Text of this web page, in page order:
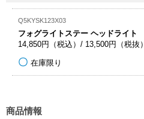
Q5KYSK123X03
フォグライトステー ヘッドライト
14,850円（税込）/ 13,500円（税抜）
在庫限り
商品情報